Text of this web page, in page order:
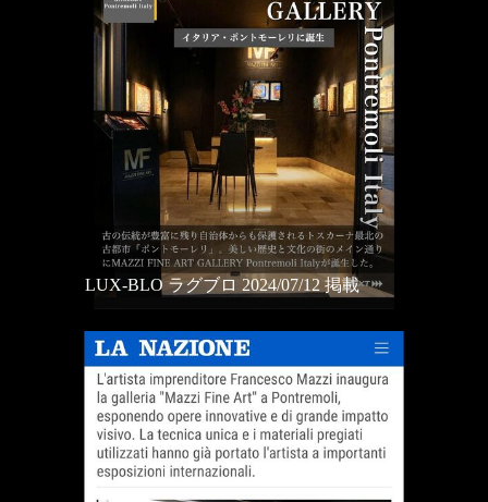
LUX-BLO ラグブロ 2024/07/12 掲載